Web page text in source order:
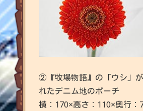
②『牧場物語』の「ウシ」
れたデニム地のポーチ
横：170×高さ：110×奥行：